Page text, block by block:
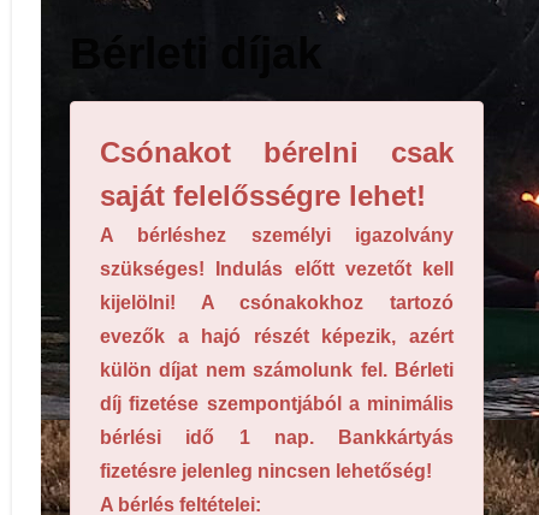
Vízisport szakosztály
Csónakot bérelni csak
saját felelősségre lehet!
A bérléshez személyi igazolvány
szükséges! Indulás előtt vezetőt kell
kijelölni! A csónakokhoz tartozó
evezők a hajó részét képezik, azért
külön díjat nem számolunk fel. Bérleti
díj fizetése szempontjából a minimális
bérlési idő 1 nap. Bankkártyás
fizetésre jelenleg nincsen lehetőség!
A bérlés feltételei: